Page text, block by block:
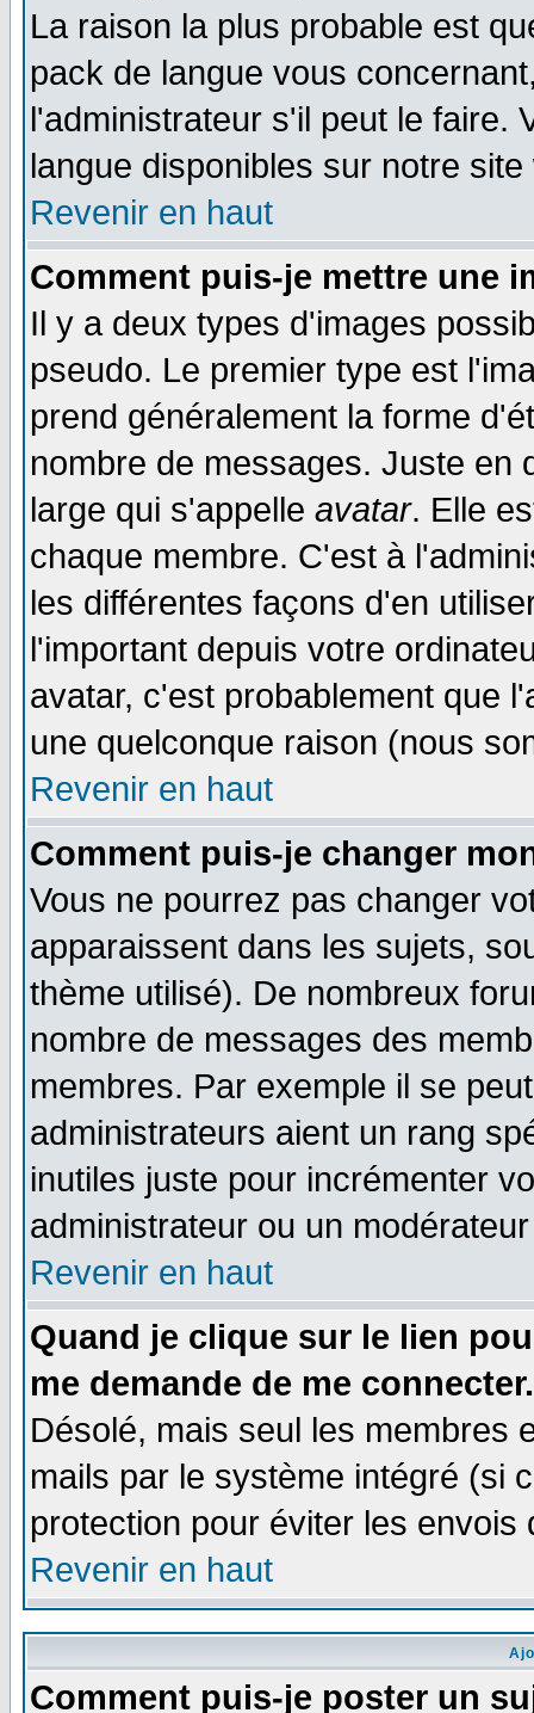
La raison la plus probable est
pack de langue vous
l'administrateur s'il peut le faire.
langue disponibles sur notre site
Revenir en haut
Comment puis-je mettre une
Il y a deux types d'images
pseudo. Le premier type est
prend généralement la forme
nombre de messages. Juste en
large qui s'appelle avatar. Elle
chaque membre. C'est à
les différentes façons d'en
l'important depuis votre
avatar, c'est probablement que
une quelconque raison (nous
Revenir en haut
Comment puis-je changer
Vous ne pourrez pas changer
apparaissent dans les sujets,
thème utilisé). De nombreux
nombre de messages des
membres. Par exemple il se
administrateurs aient un rang
inutiles juste pour incrémenter
administrateur ou un
Revenir en haut
Quand je clique sur le lien
me demande de me connecter.
Désolé, mais seul les membres
mails par le système intégré (si
protection pour éviter les
Revenir en haut
Comment puis-je poster un